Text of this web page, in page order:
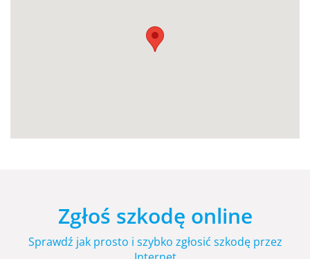
Zgłoś szkodę online
Sprawdź jak prosto i szybko zgłosić szkodę przez